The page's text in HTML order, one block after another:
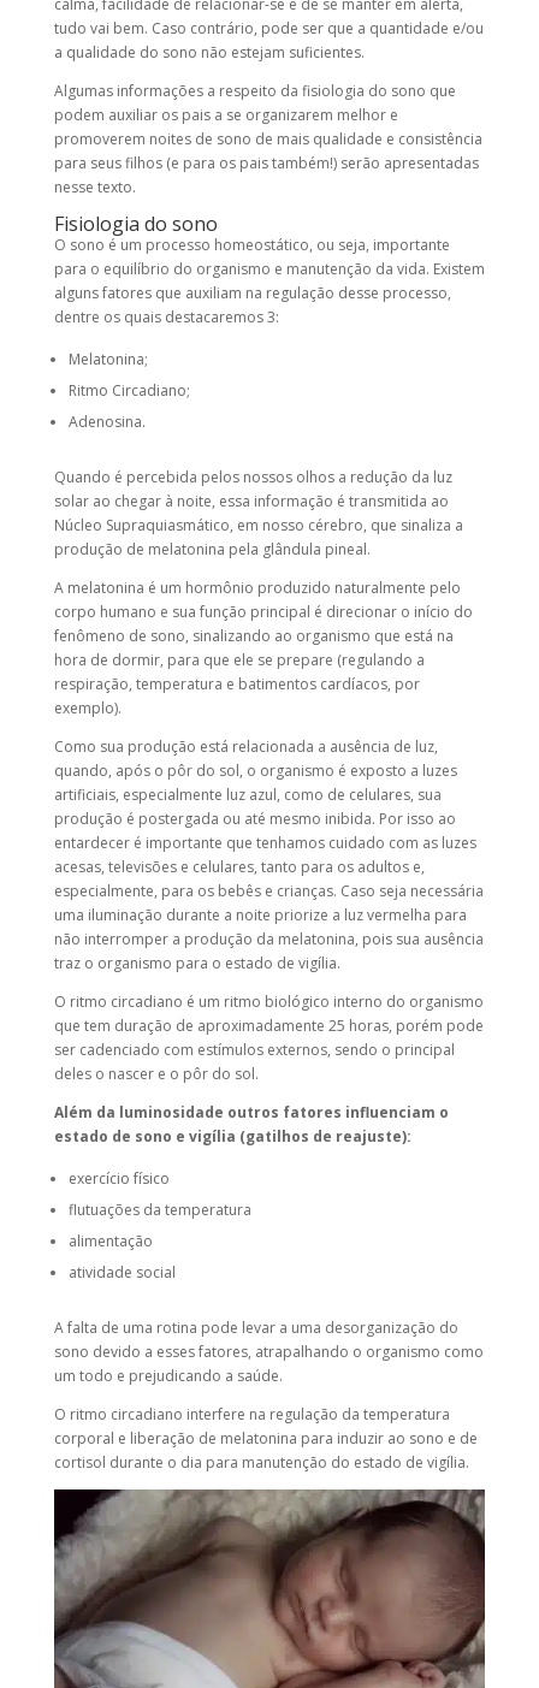
tudo vai bem. Caso contrário, pode ser que a quantidade e/ou
a qualidade do sono não estejam suficientes.
Algumas informações a respeito da fisiologia do sono que
podem auxiliar os pais a se organizarem melhor e
promoverem noites de sono de mais qualidade e consistência
para seus filhos (e para os pais também!) serão apresentadas
nesse texto.
Fisiologia do sono
O sono é um processo homeostático, ou seja, importante
para o equilíbrio do organismo e manutenção da vida. Existem
alguns fatores que auxiliam na regulação desse processo,
dentre os quais destacaremos 3:
Melatonina;
Ritmo Circadiano;
Adenosina.
Quando é percebida pelos nossos olhos a redução da luz
solar ao chegar à noite, essa informação é transmitida ao
Núcleo Supraquiasmático, em nosso cérebro, que sinaliza a
produção de melatonina pela glândula pineal.
A melatonina é um hormônio produzido naturalmente pelo
corpo humano e sua função principal é direcionar o início do
fenômeno de sono, sinalizando ao organismo que está na
hora de dormir, para que ele se prepare (regulando a
respiração, temperatura e batimentos cardíacos, por
exemplo).
Como sua produção está relacionada a ausência de luz,
quando, após o pôr do sol, o organismo é exposto a luzes
artificiais, especialmente luz azul, como de celulares, sua
produção é postergada ou até mesmo inibida. Por isso ao
entardecer é importante que tenhamos cuidado com as luzes
acesas, televisões e celulares, tanto para os adultos e,
especialmente, para os bebês e crianças. Caso seja necessária
uma iluminação durante a noite priorize a luz vermelha para
não interromper a produção da melatonina, pois sua ausência
traz o organismo para o estado de vigília.
O ritmo circadiano é um ritmo biológico interno do organismo
que tem duração de aproximadamente 25 horas, porém pode
ser cadenciado com estímulos externos, sendo o principal
deles o nascer e o pôr do sol.
Além da luminosidade outros fatores influenciam o
estado de sono e vigília (gatilhos de reajuste):
exercício físico
flutuações da temperatura
alimentação
atividade social
A falta de uma rotina pode levar a uma desorganização do
sono devido a esses fatores, atrapalhando o organismo como
um todo e prejudicando a saúde.
O ritmo circadiano interfere na regulação da temperatura
corporal e liberação de melatonina para induzir ao sono e de
cortisol durante o dia para manutenção do estado de vigília.